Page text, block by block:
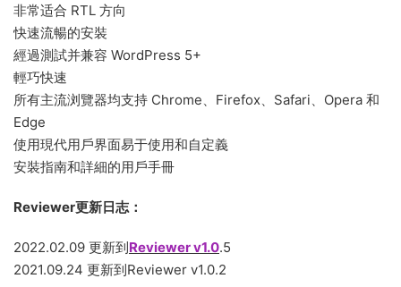
非常适合 RTL 方向
快速流暢的安裝
經過測試并兼容 WordPress 5+
輕巧快速
所有主流浏覽器均支持 Chrome、Firefox、Safari、Opera 和
Edge
使用現代用戶界面易于使用和自定義
安裝指南和詳細的用戶手冊
Reviewer更新日志：
2022.02.09 更新到Reviewer v1.0.5
2021.09.24 更新到Reviewer v1.0.2